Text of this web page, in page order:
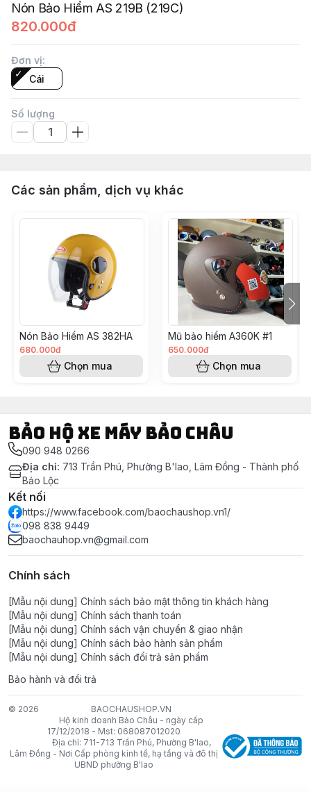
Nón Bảo Hiểm AS 219B (219C)
820.000đ
Đơn vị:
Cái
Số lượng
Các sản phẩm, dịch vụ khác
Nón Bảo Hiểm AS 382HA
680.000đ
Chọn mua
Mũ bảo hiểm A360K #1
650.000đ
Chọn mua
Bảo Hộ Xe Máy Bảo Châu
090 948 0266
Địa chỉ: 713 Trần Phú, Phường B'lao, Lâm Đồng - Thành phố
Bảo Lộc
Kết nối
https://www.facebook.com/baochaushop.vn1/
098 838 9449
baochauhop.vn@gmail.com
Chính sách
[Mẫu nội dung] Chính sách bảo mật thông tin khách hàng
[Mẫu nội dung] Chính sách thanh toán
[Mẫu nội dung] Chính sách vận chuyển & giao nhận
[Mẫu nội dung] Chính sách bảo hành sản phẩm
[Mẫu nội dung] Chính sách đổi trả sản phẩm
Bảo hành và đổi trả
© 2026
BAOCHAUSHOP.VN
Hộ kinh doanh Bảo Châu - ngày cấp
17/12/2018 - Mst: 068087012020
Địa chỉ: 711-713 Trần Phú, Phường B'lao,
Lâm Đồng - Nơi Cấp phòng kinh tế, hạ tầng và đô thị
UBND phường B'lao